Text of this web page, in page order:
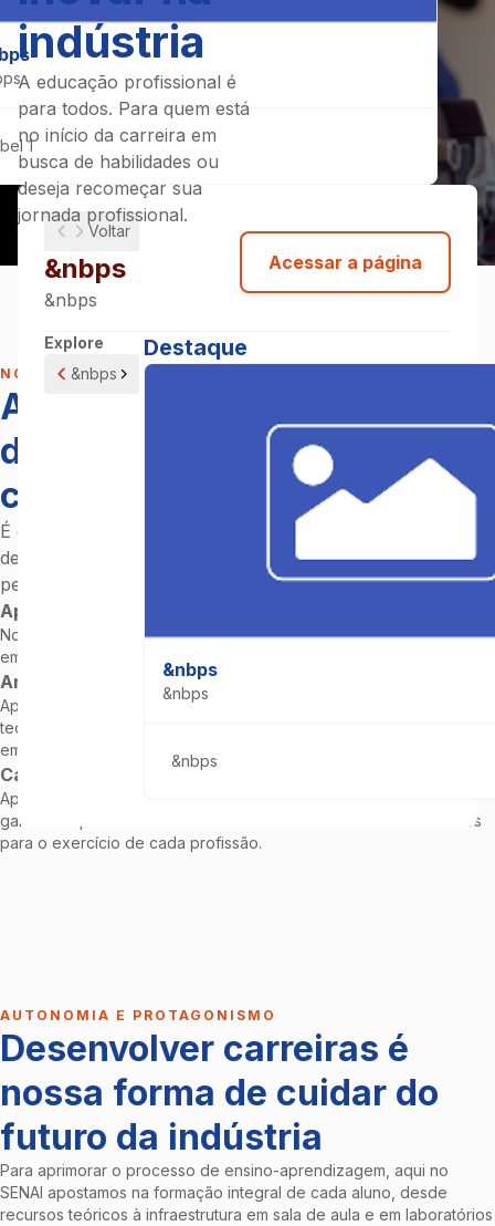
1
Voltar
&nbps
&nbps
Acessar a página
Explore
&nbps
Destaque
&nbps
&nbps
&nbps
indústria
A educação profissional é
para todos. Para quem está
no início da carreira em
busca de habilidades ou
deseja recomeçar sua
jornada profissional.
NOSSO JEITO DE EDUCAR
Apostamos no
desenvolvimento de
competências
É durante a aprendizagem que ajudamos nossos alunos a
desenvolver competências e adquirir experiências exigidas
pelo mercado de trabalho.
Aprendizagem prática
Nossos alunos desenvolvem projetos reais em parceria com
empresas, desde o planejamento até a execução.
Ambiente imersivo
Aprendizagem em laboratórios e oficinas equipados com
tecnologia de ponta, imersão em projetos e visitas técnicas em
empresas e eventos de cada setor.
Casos reais
Aprendizagem prática e baseada em necessidades do mercado
garantem que nossos alunos alcancem conhecimentos relevantes
para o exercício de cada profissão.
AUTONOMIA E PROTAGONISMO
Desenvolver carreiras é
nossa forma de cuidar do
futuro da indústria
Para aprimorar o processo de ensino-aprendizagem, aqui no
SENAI apostamos na formação integral de cada aluno, desde
recursos teóricos à infraestrutura em sala de aula e em laboratórios